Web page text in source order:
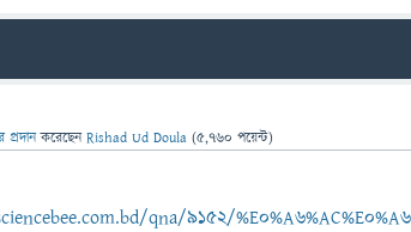
প্রদান করেছেনRishad Ud Doula (5,760 পয়েন্ট)
qna/9152/